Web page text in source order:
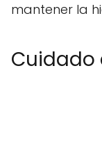
mantener la
Cuidado